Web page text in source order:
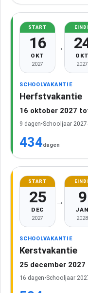
START
16
OKT
2027
→
OKT
2027
SCHOOLVAKANTIE
Herfstvakantie
16 oktober 2027
9 dagen•Schooljaar
434dagen
START
25
DEC
2027
→ 9
JAN
2028
SCHOOLVAKANTIE
Kerstvakantie
25 december
16 dagen•Schooljaar